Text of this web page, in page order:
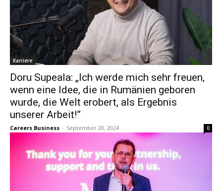
Karriere
Doru Supeala: „Ich werde mich sehr freuen,
wenn eine Idee, die in Rumänien geboren
wurde, die Welt erobert, als Ergebnis
unserer Arbeit!”
Careers Business - September 20, 2024 0